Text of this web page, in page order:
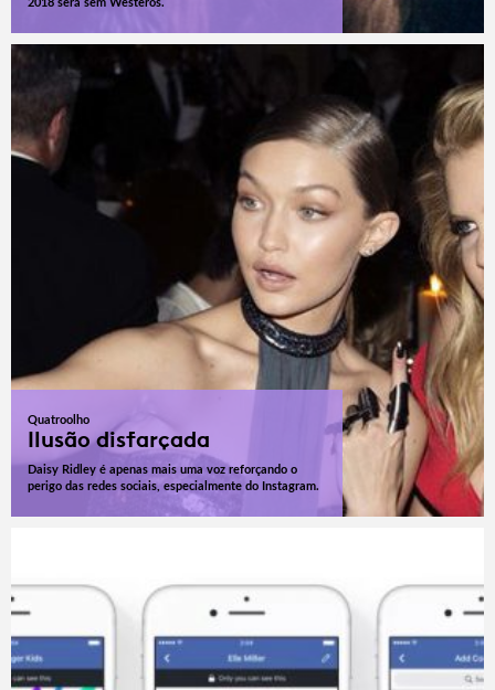
2018 será sem Westeros.
Quatroolho
Ilusão disfarçada
Daisy Ridley é apenas mais uma voz reforçando o
perigo das redes sociais, especialmente do Instagram.